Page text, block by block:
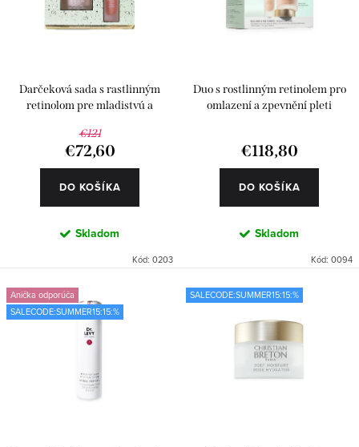
dDarčeková sada s rastlinným
retinolom pre mladistvú a
€121
€72,60
DO KOŠÍKA
Skladom
Kód: 0203
Duo s rostlinným retinolem pro
omlazení a zpevnění pleti
€118,80
DO KOŠÍKA
Skladom
Kód: 0094
Anička odporúča
SALECODE:SUMMER15:15:%
SALECODE:SUMMER15:15:%